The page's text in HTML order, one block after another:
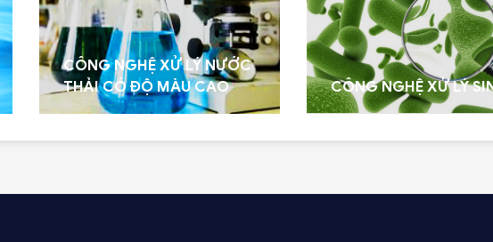
CÔNG NGHỆ XỬ LÝ NƯỚC
THẢI CÓ ĐỘ MÀU CAO
CÔNG NGHỆ XỬ LÝ